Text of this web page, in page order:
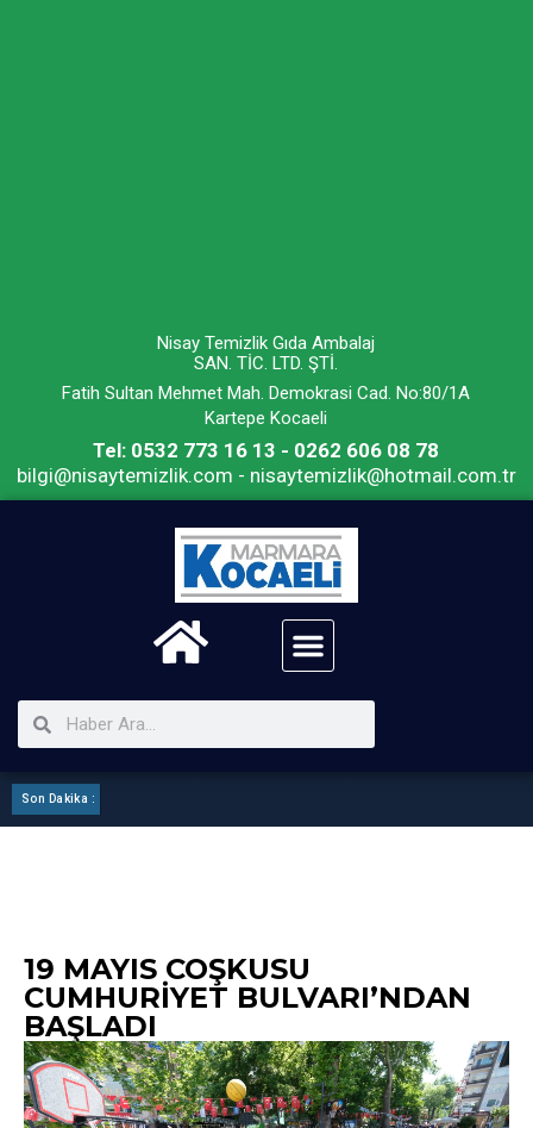
Nisay Temizlik Gıda Ambalaj
SAN. TİC. LTD. ŞTİ.
Fatih Sultan Mehmet Mah. Demokrasi Cad. No:80/1A
Kartepe Kocaeli
Tel: 0532 773 16 13 - 0262 606 08 78
bilgi@nisaytemizlik.com - nisaytemizlik@hotmail.com.tr
Son Dakika :
19 MAYIS COŞKUSU
CUMHURIYET BULVARI’NDAN
BAŞLADI